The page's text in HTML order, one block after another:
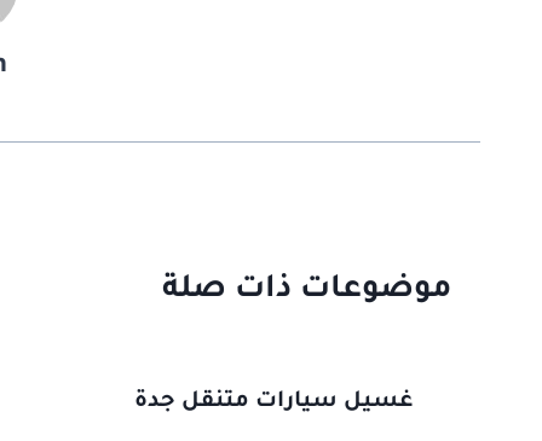
موضوعات ذات صلة
غسيل سيارات متنقل جدة